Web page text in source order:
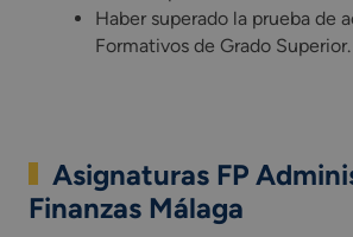
Haber superado la prueba de
Formativos de Grado Superior.
Asignaturas FP
Finanzas Málaga